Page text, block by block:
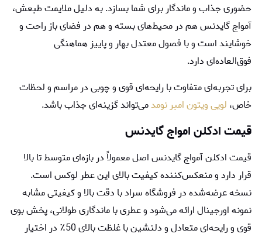
حضوری جذاب و ماندگار برای شما بسازد. به دلیل ملایمت طبعش،
آمواج گایدنس هم در محیط‌های بسته و هم در فضای باز راحت و
خوشایند است و با فصول معتدل بهار و پاییز هماهنگی
فوق‌العاده‌ای دارد.
برای تجربه‌ای متفاوت با رایحه‌ای قوی و چوبی در مراسم و لحظات
خاص، لویی ویتون امبر نومدمی‌تواند گزینه‌ای جذاب باشد.
قیمت ادکلن امواج گایدنس
قیمت ادکلن آمواج گایدنس اصل معمولاً در بازه‌ای متوسط تا بالا
قرار دارد و منعکس‌کننده کیفیت بالای این عطر لوکس است.
نسخه عرضه‌شده در فروشگاه سراد با دقت بالا و کیفیتی مشابه
نمونه اورجینال ارائه می‌شود و عطری با ماندگاری طولانی، پخش بوی
قوی و رایحه‌ای متعادل و دلنشین با غلظت بالای 50٪ در اختیار